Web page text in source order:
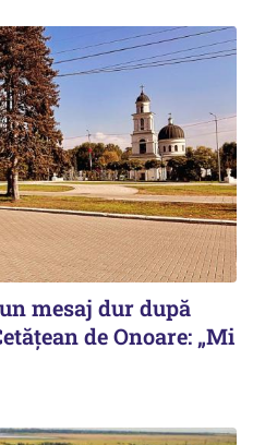
mesaj dur după
de Onoare: „Mi